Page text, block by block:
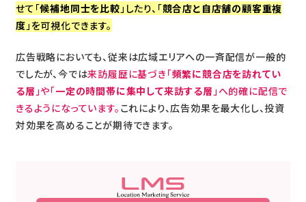
せて「候補地同士を比較 」したり、「競合店と自店舗の顧客重複
度 」を可視化できます。
広告戦略においても、従来は広域エリアへの一斉配信が一般的
でしたが、今では来訪履歴に基づき「頻繁に競合店を訪れてい
る層 」や「一定の時間帯に集中して来訪する層 」へ的確に配信で
きるようになっています。 これにより、広告効果を最大化し、投資
対効果を高めることが期待できます。